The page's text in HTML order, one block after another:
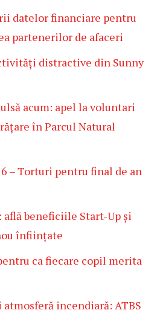
datelor financiare pentru
partenerilor de afaceri
distractive din Sunny
acum: apel la voluntari
în Parcul Natural
– Torturi pentru final de an
află beneficiile Start-Up și
înființate
ca fiecare copil merita
incendiară: ATBS